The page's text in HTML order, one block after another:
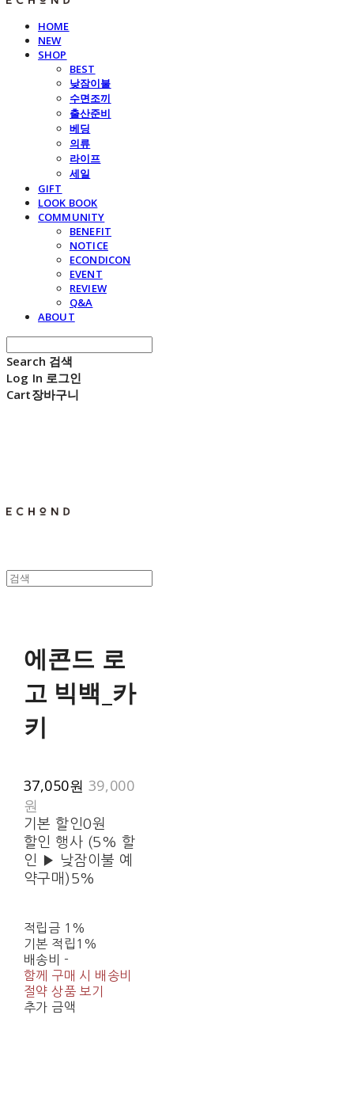
HOME
NEW
SHOP
BEST
낮잠이불
수면조끼
출산준비
베딩
의류
라이프
세일
GIFT
LOOK BOOK
COMMUNITY
BENEFIT
NOTICE
ECONDICON
EVENT
REVIEW
Q&A
ABOUT
Search 검색
Log In 로그인
Cart장바구니
에콘드 로
고 빅백_카
키
37,050원 39,000
원
기본 할인0원
할인 행사 (5% 할
인 ▶ 낮잠이불 예
약구매) 5%
적립금 1%
기본 적립 1%
배송비 -
함께 구매 시 배송비
절약 상품 보기
추가 금액